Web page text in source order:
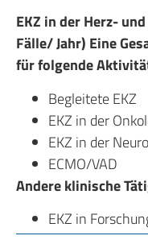
EKZ in der Herz-
Fälle/ Jahr) Eine
für folgende
Begleitete EKZ
EKZ in der
EKZ in der
ECMO/VAD
Andere klinische
EKZ in